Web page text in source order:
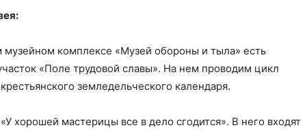
комплексе «Музей обороны и тыла» есть
«Поле трудовой славы». На нем проводим цикл
земледельческого календаря.
хорошей мастерицы все в дело сгодится». В него входят